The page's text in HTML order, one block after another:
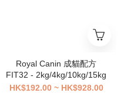
Royal Canin 成貓配方
FIT32 - 2kg/4kg/10kg/15kg
HK$192.00 ~ HK$928.00